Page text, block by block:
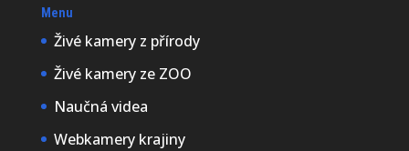
Menu
Živé kamery z přírody
Živé kamery ze ZOO
Naučná videa
Webkamery krajiny